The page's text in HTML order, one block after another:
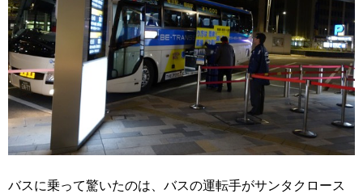
バスに乗って驚いたのは、バスの運転手がサンタクロース